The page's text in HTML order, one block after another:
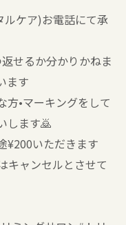
ケア)お電話にて承
せるか分かりかねま
ます
•マーキングをして
します🙇
¥200いただきます
キャンセルとさせて